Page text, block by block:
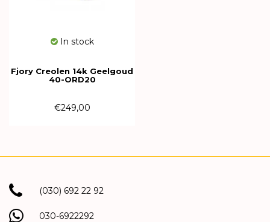
In stock
Fjory Creolen 14k Geelgoud
40-ORD20
€249,00
(030) 692 22 92
030-6922292